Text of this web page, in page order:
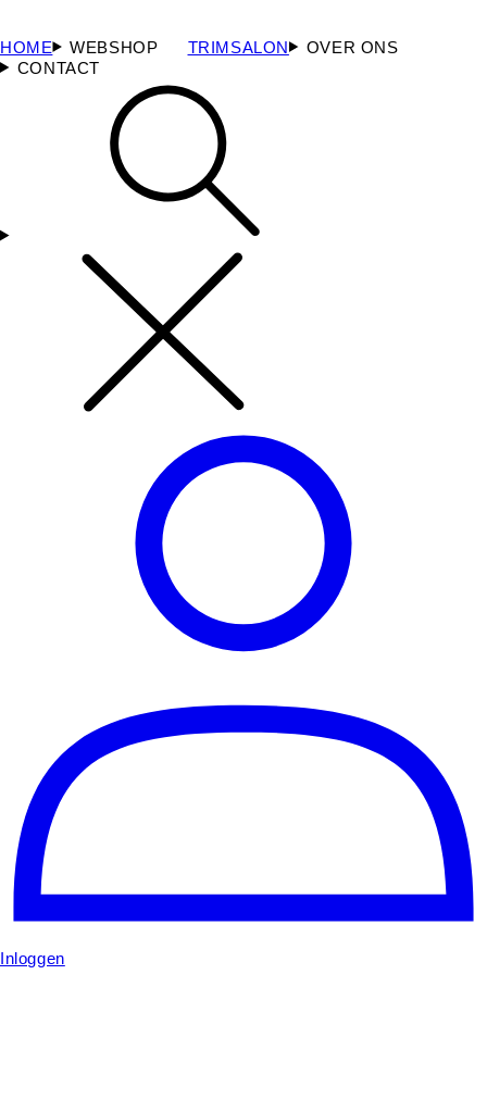
HOME WEBSHOP TRIMSALON
OVER ONS
CONTACT
Inloggen